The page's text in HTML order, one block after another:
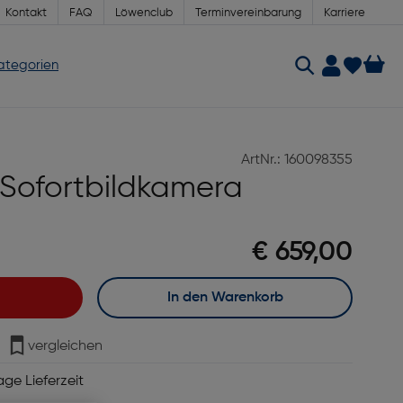
Kontakt FAQ Löwenclub Terminvereinbarung Karriere
ArtNr.: 160098355
€ 659,00
In den Warenkorb
vergleichen
Lieferzeit